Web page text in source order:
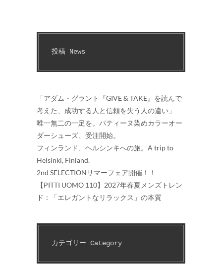
投稿 News
「アダム・グラント『GIVE & TAKE』を読んで
考えた、成功する人と信頼を失う人の違い」
唯一無二の一足を。パティーヌ染めカラーオー
ダーシューズ、受注開始。
フィンランド、ヘルシンキへの旅。A trip to
Helsinki, Finland.
2nd SELECTIONサマーフェア開催！！
【PITTI UOMO 110】2027年春夏メンズトレン
ド：「エレガントなリラックス」の本質
カテゴリー Category